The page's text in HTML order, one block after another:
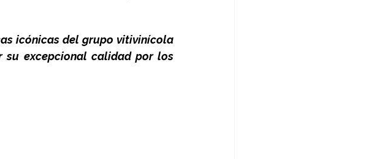
icónicas del grupo vitivinícola
su excepcional calidad por los